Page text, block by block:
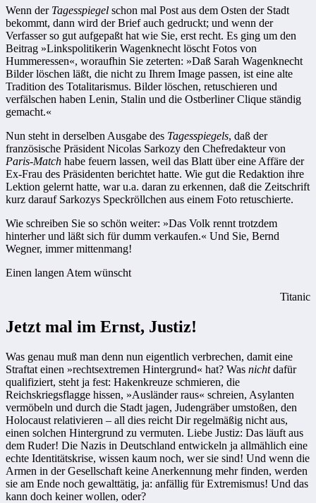
Wenn der Tagesspiegel schon mal Post aus dem Osten der Stadt
bekommt, dann wird der Brief auch gedruckt; und wenn der
Verfasser so gut aufgepaßt hat wie Sie, erst recht. Es ging um den
Beitrag »Linkspolitikerin Wagenknecht löscht Fotos von
Hummeressen«, woraufhin Sie zeterten: »Daß Sarah Wagenknecht
Bilder löschen läßt, die nicht zu Ihrem Image passen, ist eine alte
Tradition des Totalitarismus. Bilder löschen, retuschieren und
verfälschen haben Lenin, Stalin und die Ostberliner Clique ständig
gemacht.«
Nun steht in derselben Ausgabe des Tagesspiegels, daß der
französische Präsident Nicolas Sarkozy den Chefredakteur von
Paris-Match habe feuern lassen, weil das Blatt über eine Affäre der
Ex-Frau des Präsidenten berichtet hatte. Wie gut die Redaktion ihre
Lektion gelernt hatte, war u.a. daran zu erkennen, daß die Zeitschrift
kurz darauf Sarkozys Speckröllchen aus einem Foto retuschierte.
Wie schreiben Sie so schön weiter: »Das Volk rennt trotzdem
hinterher und läßt sich für dumm verkaufen.« Und Sie, Bernd
Wegner, immer mittenmang!
Einen langen Atem wünscht
Titanic
Jetzt mal im Ernst, Justiz!
Was genau muß man denn nun eigentlich verbrechen, damit eine
Straftat einen »rechtsextremen Hintergrund« hat? Was nichtdafür
qualifiziert, steht ja fest: Hakenkreuze schmieren, die
Reichskriegsflagge hissen, »Ausländer raus« schreien, Asylanten
vermöbeln und durch die Stadt jagen, Judengräber umstoßen, den
Holocaust relativieren – all dies reicht Dir regelmäßig nicht aus,
einen solchen Hintergrund zu vermuten. Liebe Justiz: Das läuft aus
dem Ruder! Die Nazis in Deutschland entwickeln ja allmählich eine
echte Identitätskrise, wissen kaum noch, wer sie sind! Und wenn die
Armen in der Gesellschaft keine Anerkennung mehr finden, werden
sie am Ende noch gewalttätig, ja: anfällig für Extremismus! Und das
kann doch keiner wollen, oder?